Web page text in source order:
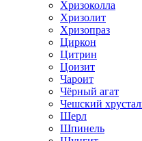
Хризоколла
Хризолит
Хризопраз
Циркон
Цитрин
Цоизит
Чароит
Чёрный агат
Чешский
Шерл
Шпинель